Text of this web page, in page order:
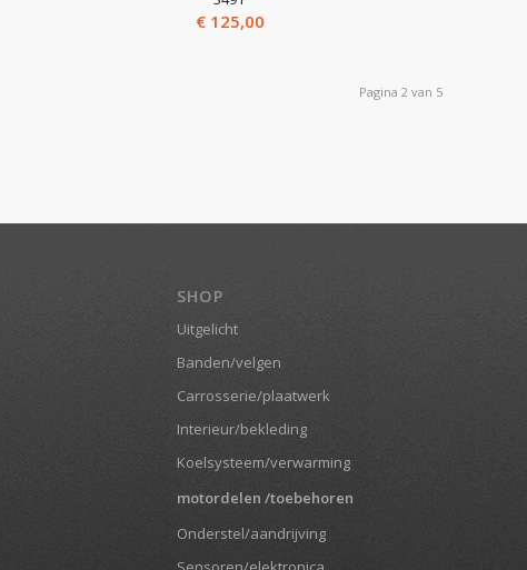
€ 125,00
Pagina 2 van 5
SHOP
Uitgelicht
Banden/velgen
Carrosserie/plaatwerk
Interieur/bekleding
Koelsysteem/verwarming
motordelen /toebehoren
Onderstel/aandrijving